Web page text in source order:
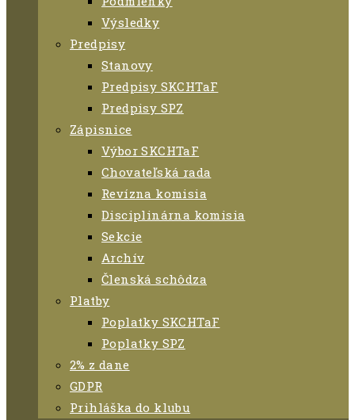
Výsledky
Predpisy
Stanovy
Predpisy SKCHTaF
Predpisy SPZ
Zápisnice
Výbor SKCHTaF
Chovateľská rada
Revízna komisia
Disciplinárna komisia
Sekcie
Archív
Členská schôdza
Platby
Poplatky SKCHTaF
Poplatky SPZ
2% z dane
GDPR
Prihláška do klubu